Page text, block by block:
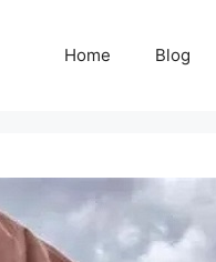
Home Blog